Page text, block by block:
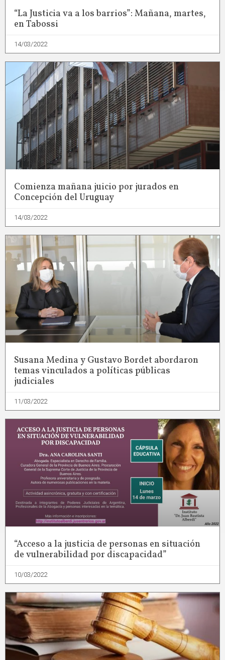
“La Justicia va a los barrios”: Mañana, martes,
en Tabossi
14/03/2022
Comienza mañana juicio por jurados en
Concepción del Uruguay
14/03/2022
Susana Medina y Gustavo Bordet abordaron
temas vinculados a políticas públicas
judiciales
11/03/2022
“Acceso a la justicia de personas en situación
de vulnerabilidad por discapacidad”
10/03/2022